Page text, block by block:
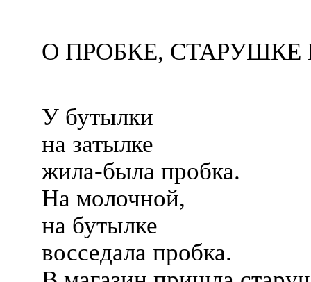
О ПРОБКЕ,
У бутылки
на затылке
жила-была пробка.
На молочной,
на бутылке
восседала пробка.